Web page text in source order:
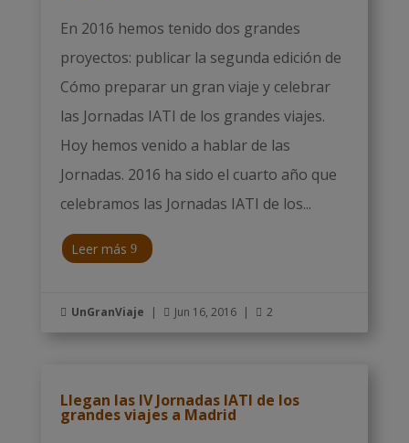
En 2016 hemos tenido dos grandes
proyectos: publicar la segunda edición de
Cómo preparar un gran viaje y celebrar
las Jornadas IATI de los grandes viajes.
Hoy hemos venido a hablar de las
Jornadas. 2016 ha sido el cuarto año que
celebramos las Jornadas IATI de los...
Leer más
 UnGranViaje |  Jun 16, 2016 |  2
Llegan las IV Jornadas IATI de los
grandes viajes a Madrid